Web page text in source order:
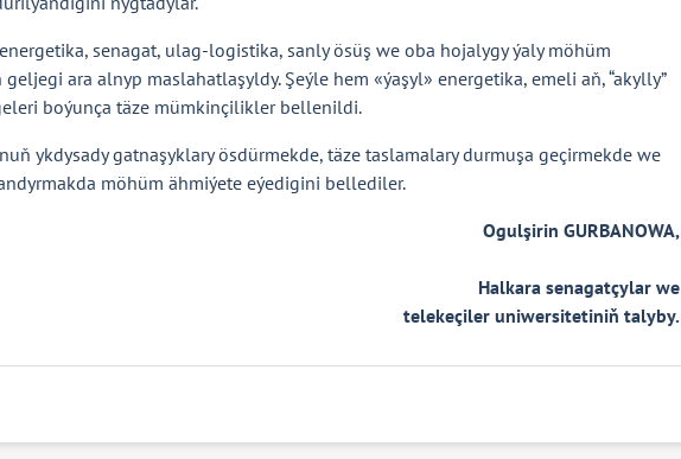
senagat, ulag-logistika, sanly ösüş we oba hojalygy ýaly möhüm
ara alnyp maslahatlaşyldy. Şeýle hem «ýaşyl» energetika, emeli aň, “akylly”
boýunça täze mümkinçilikler bellenildi.
ykdysady gatnaşyklary ösdürmekde, täze taslamalary durmuşa geçirmekde we
möhüm ähmiýete eýedigini bellediler.
Ogulşirin GURBANOWA,
Halkara senagatçylar we
telekeçiler uniwersitetiniň talyby.